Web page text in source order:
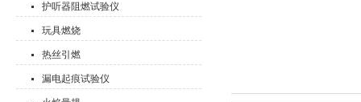
护听器阻燃试验仪
玩具燃烧
热丝引燃
漏电起痕试验仪